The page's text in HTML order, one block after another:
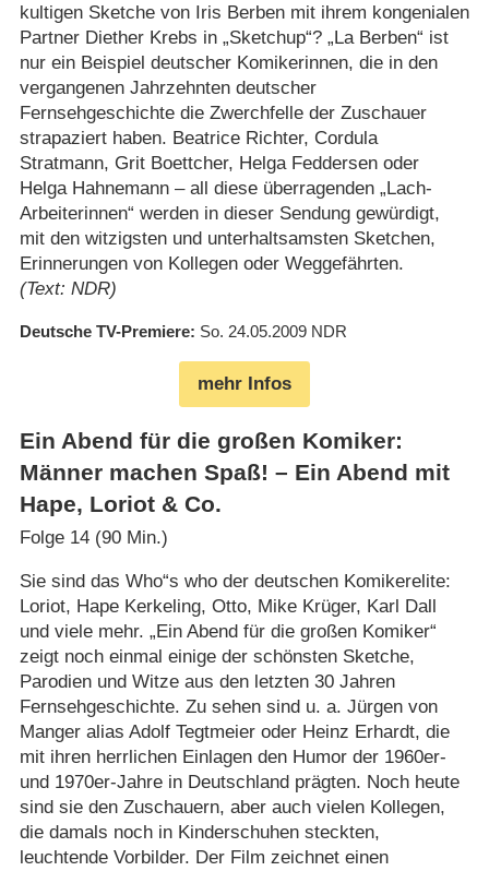
kultigen Sketche von Iris Berben mit ihrem kongenialen
Partner Diether Krebs in „Sketchup“? „La Berben“ ist
nur ein Beispiel deutscher Komikerinnen, die in den
vergangenen Jahrzehnten deutscher
Fernsehgeschichte die Zwerchfelle der Zuschauer
strapaziert haben. Beatrice Richter, Cordula
Stratmann, Grit Boettcher, Helga Feddersen oder
Helga Hahnemann – all diese überragenden „Lach-
Arbeiterinnen“ werden in dieser Sendung gewürdigt,
mit den witzigsten und unterhaltsamsten Sketchen,
Erinnerungen von Kollegen oder Weggefährten.
(Text: NDR)
Deutsche TV-Premiere So. 24.05.2009 NDR
mehr Infos
Ein Abend für die großen Komiker:
Männer machen Spaß! – Ein Abend mit
Hape, Loriot & Co.
Folge 14 (90 Min.)
Sie sind das Who“s who der deutschen Komikerelite:
Loriot, Hape Kerkeling, Otto, Mike Krüger, Karl Dall
und viele mehr. „Ein Abend für die großen Komiker“
zeigt noch einmal einige der schönsten Sketche,
Parodien und Witze aus den letzten 30 Jahren
Fernsehgeschichte. Zu sehen sind u. a. Jürgen von
Manger alias Adolf Tegtmeier oder Heinz Erhardt, die
mit ihren herrlichen Einlagen den Humor der 1960er-
und 1970er-Jahre in Deutschland prägten. Noch heute
sind sie den Zuschauern, aber auch vielen Kollegen,
die damals noch in Kinderschuhen steckten,
leuchtende Vorbilder. Der Film zeichnet einen